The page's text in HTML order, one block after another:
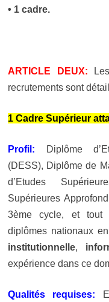
• 1 cadre.
ARTICLE DEUX:
recrutements sont
1 Cadre Supérieur
Profil: Diplôme
(DESS), Diplôme de
d’Etudes
Supérieures
3ème cycle, et tout
diplômes nationaux en
institutionnelle,
expérience dans ce
Qualités requises: